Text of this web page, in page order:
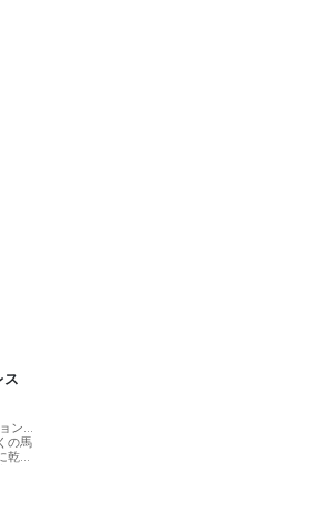
ス
ペットインフォメーションラック
の馬
乾燥
サ